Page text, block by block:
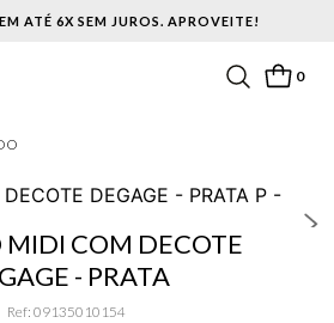
ATÉ 6X SEM JUROS. APROVEITE!
0
MIDI COM DECOTE
- PRATA
Ref: 09135010154